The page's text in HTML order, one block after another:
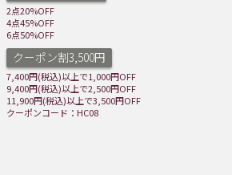
2点20%OFF
4点45%OFF
6点50%OFF
クーポン割3,500円
7,400円(税込)以上で1,000円OFF
9,400円(税込)以上で2,500円OFF
11,900円(税込)以上で3,500円OFF
クーポンコード：HC08